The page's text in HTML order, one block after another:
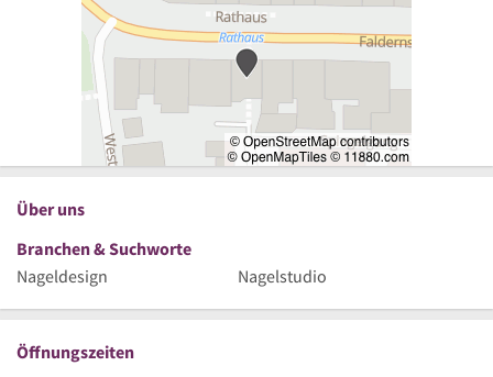
Über uns
Branchen & Suchworte
Nageldesign
Nagelstudio
Öffnungszeiten